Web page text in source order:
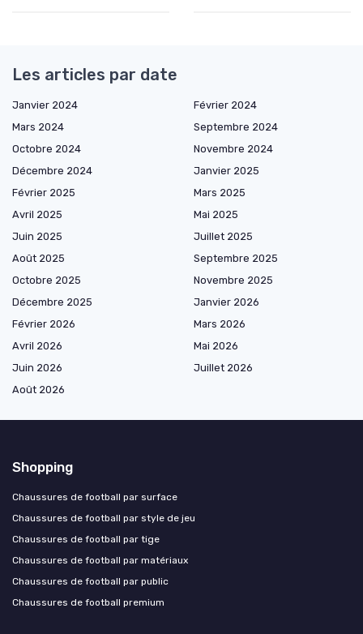
Les articles par date
Janvier 2024
Février 2024
Mars 2024
Septembre 2024
Octobre 2024
Novembre 2024
Décembre 2024
Janvier 2025
Février 2025
Mars 2025
Avril 2025
Mai 2025
Juin 2025
Juillet 2025
Août 2025
Septembre 2025
Octobre 2025
Novembre 2025
Décembre 2025
Janvier 2026
Février 2026
Mars 2026
Avril 2026
Mai 2026
Juin 2026
Juillet 2026
Août 2026
Shopping
Chaussures de football par surface
Chaussures de football par style de jeu
Chaussures de football par tige
Chaussures de football par matériaux
Chaussures de football par public
Chaussures de football premium